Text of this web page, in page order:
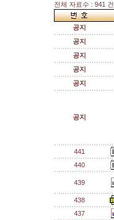
전체 자료수 : 941 건
공지
공지
공지
공지
공지
공지
441
440
439
438
437